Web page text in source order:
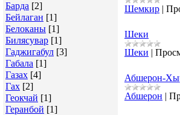
Барда [2]
Бейлаган [1]
Белоканы [1]
Билясувар [1]
Гаджигабул [3]
Габала [1]
Газах [4]
Гах [2]
Геокчай [1]
Геранбой [1]
Шeмкир |
Шеки
Шеки |
Абшерон-
Абшерон |